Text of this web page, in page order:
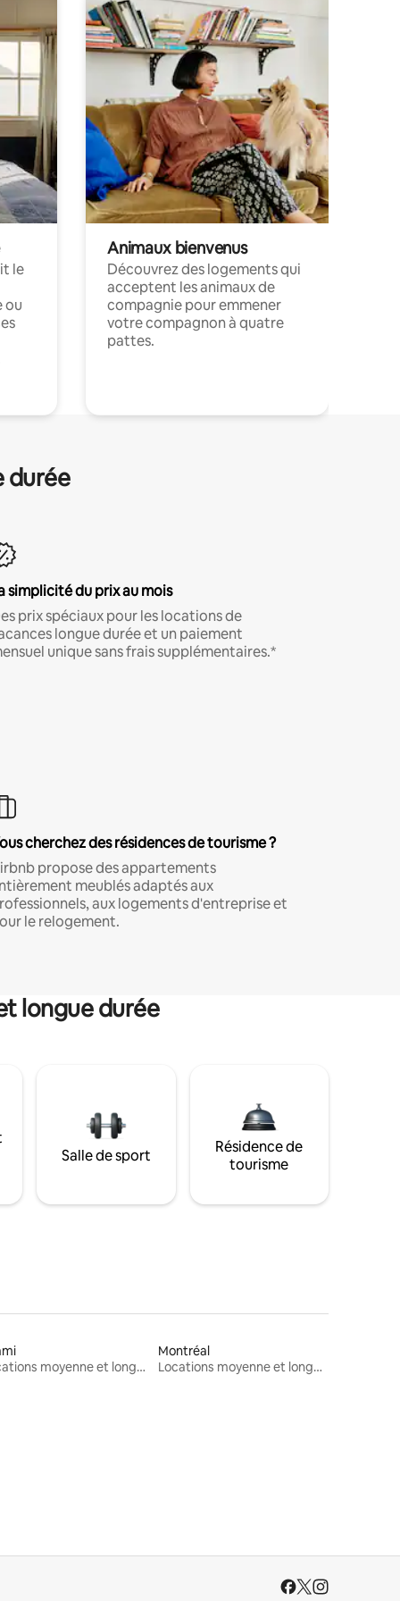
le
ou
Animaux bienvenus
Découvrez des logements qui
acceptent les animaux de
compagnie pour emmener
votre compagnon à quatre
pattes.
durée
simplicité du prix au mois
prix spéciaux pour les locations de
longue durée et un paiement
unique sans frais supplémentaires.*
cherchez des résidences de tourisme ?
propose des appartements
meublés adaptés aux
aux logements d'entreprise et
le relogement.
longue durée
Salle de sport
Résidence de
tourisme
Locations moyenne et longue durée
Montréal
Locations moyenne et longue durée